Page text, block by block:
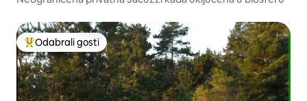
Među najviše rangiranima s oznakom „Odabrali gosti”
Odabrali gosti